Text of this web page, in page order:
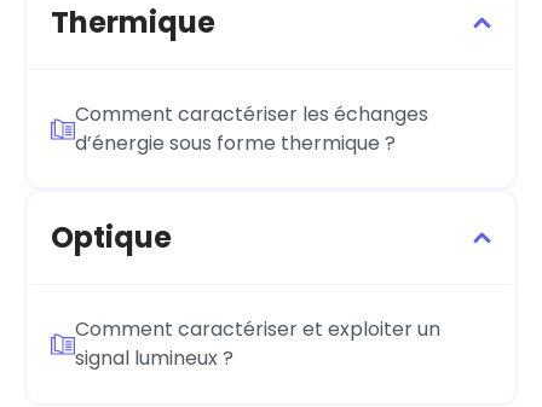
Thermique
Comment caractériser les échanges
d’énergie sous forme thermique ?
Optique
Comment caractériser et exploiter un
signal lumineux ?